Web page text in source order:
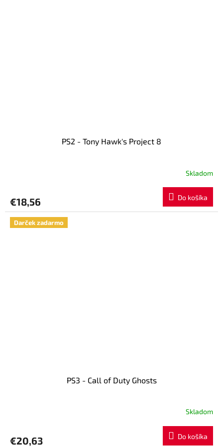
PS2 - Tony Hawk's Project 8
Skladom
€18,56 Do košíka
Darček zadarmo
PS3 - Call of Duty Ghosts
je
Skladom
€20,63 Do košíka